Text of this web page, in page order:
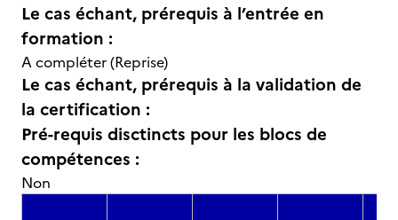
Le cas échant, prérequis à l’entrée en
formation :
A compléter (Reprise)
Le cas échant, prérequis à la validation de
la certification :
Pré-requis disctincts pour les blocs de
compétences :
Non